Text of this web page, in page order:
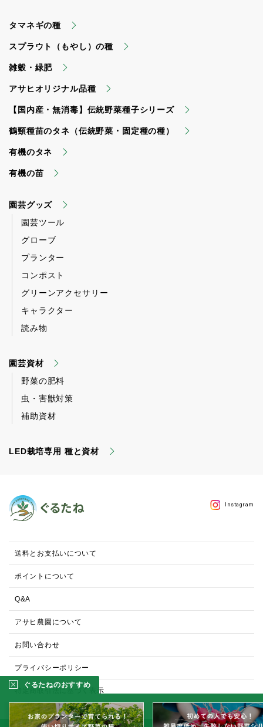
タマネギの種
スプラウト（もやし）の種
雑穀・緑肥
アサヒオリジナル品種
【国内産・無消毒】伝統野菜種子シリーズ
鶴頸種苗のタネ（伝統野菜・固定種の種）
有機のタネ
有機の苗
園芸グッズ
園芸ツール
グローブ
プランター
コンポスト
グリーンアクセサリー
キャラクター
読み物
園芸資材
野菜の肥料
虫・害獣対策
補助資材
LED栽培専用 種と資材
Instagram
送料とお支払いについて
ポイントについて
Q&A
アサヒ農園について
お問い合わせ
プライバシーポリシー
特定商取引法に基づく表示
ぐるたねのおすすめ